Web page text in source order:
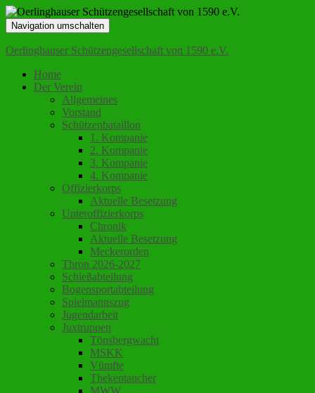
Navigation umschalten
Oerlinghauser Schützengesellschaft von 1590 e.V.
Home
Der Verein
Allgemeines
Vorstand
Schützenbataillon
1. Kompanie
2. Kompanie
3. Kompanie
4. Kompanie
Offizierkorps
Aktuelle Besetzung
Unteroffizierkorps
Chronik
Aktuelle Besetzung
Meckerorden
Thron 2026-2027
Schießabteilung
Bogensportabteilung
Spielmannszug
Jugendarbeit
Juxtruppen
Tönsbergwacht
MSKK
Vümfte
Thekentaucher
MWW